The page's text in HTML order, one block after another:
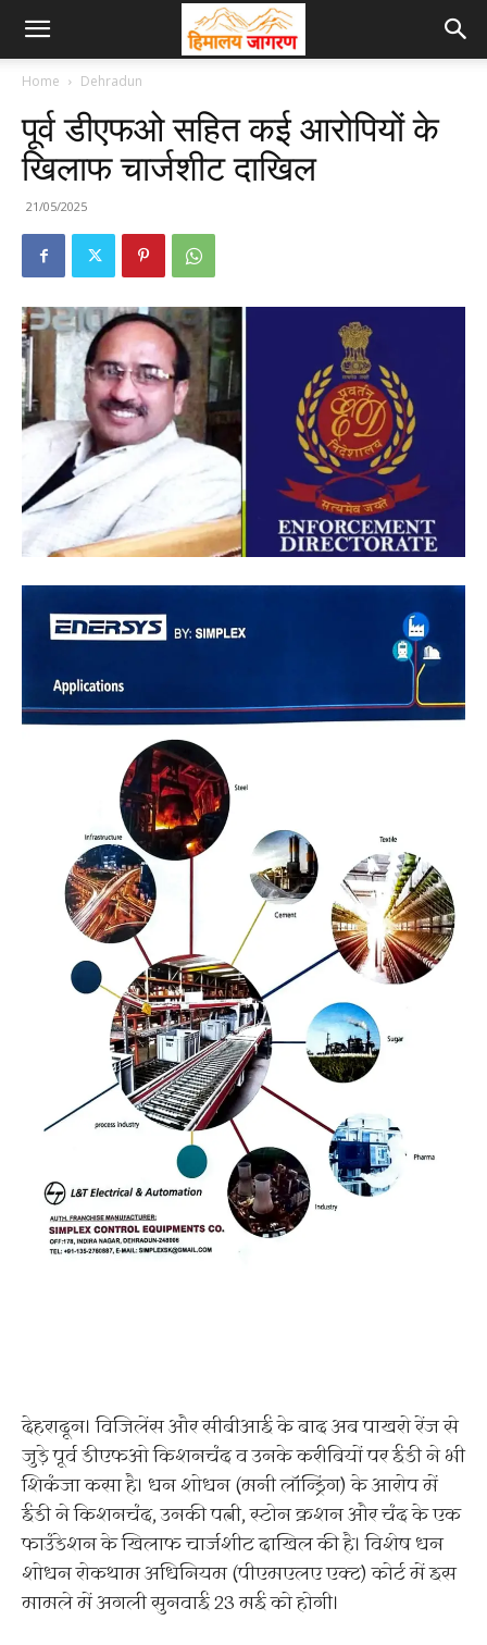
Home Dehradun
पूर्व डीएफओ सहित कई आरोपियों के
खिलाफ चार्जशीट दाखिल
21/05/2025
देहरादून। विजिलेंस और सीबीआई के बाद अब पाखरो रेंज से
जुड़े पूर्व डीएफओ किशनचंद व उनके करीबियों पर ईडी ने भी
शिकंजा कसा है। धन शोधन (मनी लॉन्ड्रिंग) के आरोप में
ईडी ने किशनचंद, उनकी पत्नी, स्टोन क्रशन और चंद के एक
फाउंडेशन के खिलाफ चार्जशीट दाखिल की है। विशेष धन
शोधन रोकथाम अधिनियम (पीएमएलए एक्ट) कोर्ट में इस
मामले में अगली सुनवाई 23 मई को होगी।